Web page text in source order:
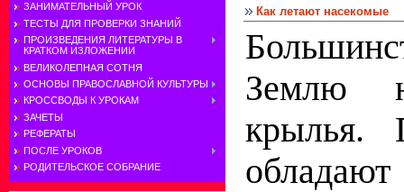
ЗАНИМАТЕЛЬНЫЙ УРОК
ТЕСТЫ ДЛЯ ПРОВЕРКИ ЗНАНИЙ
ПРОИЗВЕДЕНИЯ ЛИТЕРАТУРЫ В
КРАТКОМ ИЗЛОЖЕНИИ
ВЕЛИКОЛЕПНАЯ СОТНЯ
ОСНОВЫ ПРАВОСЛАВНОЙ КУЛЬТУРЫ
КРОССВОДЫ К УРОКАМ
ЗАЧЕТЫ
РЕФЕРАТЫ
ПОСЛЕ УРОКОВ
РОДИТЕЛЬСКОЕ СОБРАНИЕ
Как летают насекомые
Землю
крылья.